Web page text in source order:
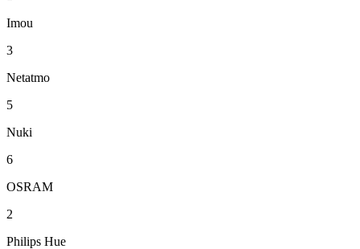
Imou
3
Netatmo
5
Nuki
6
OSRAM
2
Philips Hue